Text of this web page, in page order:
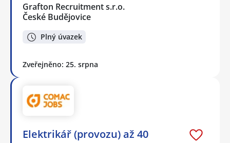
Grafton Recruitment s.r.o.
České Budějovice
Plný úvazek
Zveřejněno: 25. srpna
Elektrikář (provozu) až 40